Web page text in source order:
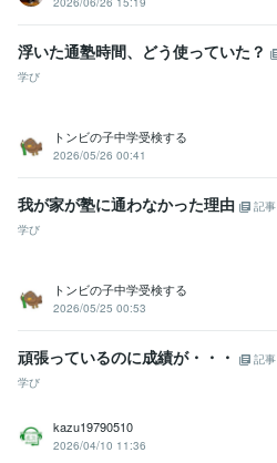
浮いた通塾時間、どう使っていた？
学び
トンビの子中学受検する
2026/05/26 00:41
我が家が塾に通わなかった理由
記事
学び
トンビの子中学受検する
2026/05/25 00:53
頑張っているのに成績が・・・
記事
学び
kazu19790510
2026/04/10 11:36